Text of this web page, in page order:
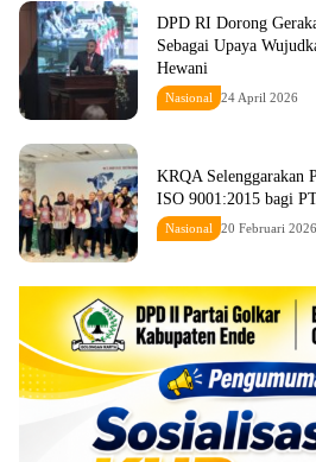
DPD RI Dorong
Sebagai Upaya
Hewani
Nasional 24 April 2026
KRQA Selenggarakan
ISO 9001:2015 bagi
Nasional 20 Februari 2026